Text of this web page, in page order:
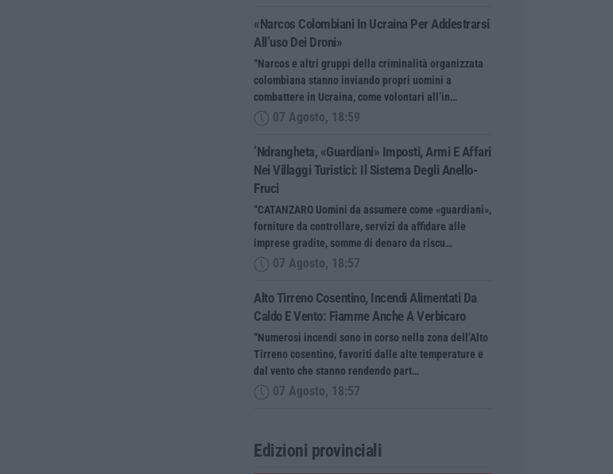
«Narcos Colombiani In Ucraina Per Addestrarsi
All’uso Dei Droni»
“Narcos e altri gruppi della criminalità organizzata
colombiana stanno inviando propri uomini a
combattere in Ucraina, come volontari all’in…
07 Agosto, 18:59
’Ndrangheta, «guardiani» Imposti, Armi E Affari
Nei Villaggi Turistici: Il Sistema Degli Anello-
Fruci
“CATANZARO Uomini da assumere come «guardiani»,
forniture da controllare, servizi da affidare alle
imprese gradite, somme di denaro da riscu…
07 Agosto, 18:57
Alto Tirreno Cosentino, Incendi Alimentati Da
Caldo E Vento: Fiamme Anche A Verbicaro
“Numerosi incendi sono in corso nella zona dell’Alto
Tirreno cosentino, favoriti dalle alte temperature e
dal vento che stanno rendendo part…
07 Agosto, 18:57
Edizioni provinciali